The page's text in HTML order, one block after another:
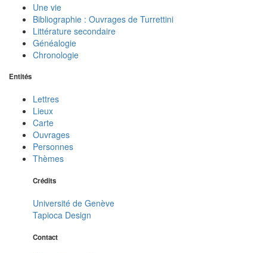
Une vie
Bibliographie : Ouvrages de Turrettini
Littérature secondaire
Généalogie
Chronologie
Entités
Lettres
Lieux
Carte
Ouvrages
Personnes
Thèmes
Crédits
Université de Genève
Tapioca Design
Contact